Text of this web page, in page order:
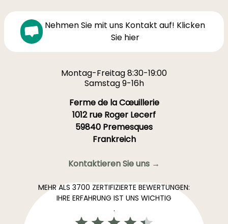
Nehmen Sie mit uns Kontakt auf! Klicken
Sie hier
Montag-Freitag 8:30-19:00
Samstag 9-16h
Ferme de la Cœuillerie
1012 rue Roger Lecerf
59840 Premesques
Frankreich
Kontaktieren Sie uns →
MEHR ALS 3700 ZERTIFIZIERTE BEWERTUNGEN:
IHRE ERFAHRUNG IST UNS WICHTIG
.